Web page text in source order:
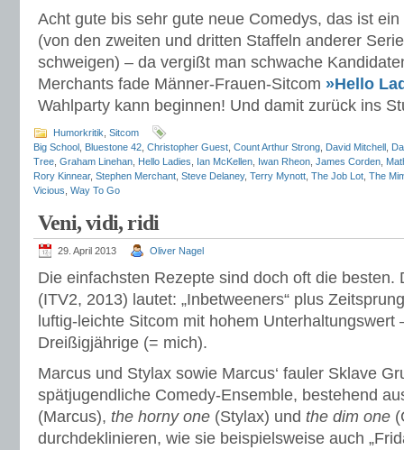
Acht gute bis sehr gute neue Comedys, das ist
(von den zweiten und dritten Staffeln anderer
schweigen) – da vergißt man schwache
Merchants fade Männer-Frauen-Sitcom »Hello
Wahlparty kann beginnen! Und damit zurück ins
Humorkritik Sitcom
Big School Bluestone 42 Christopher Guest Count Arthur Strong David Mitchell
Tree Graham Linehan Hello Ladies Ian McKellen Iwan Rheon James Corden
Rory Kinnear, Stephen Merchant Steve Delaney, Terry Mynott The Job Lot The
Vicious Way To Go
Veni, vidi, ridi
29. April 2013 Oliver Nagel
Die einfachsten Rezepte sind doch oft die
(ITV2, 2013) lautet: „Inbetweeners“ plus
luftig-leichte Sitcom mit hohem
Dreißigjährige (= mich).
Marcus und Stylax sowie Marcus‘ fauler Sklave
spätjugendliche Comedy-Ensemble, bestehend
(Marcus), the horny one (Stylax) und the dim one
durchdeklinieren, wie sie beispielsweise auch